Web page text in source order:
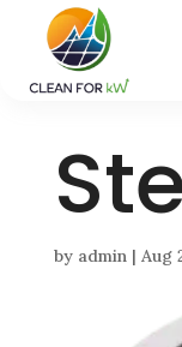
by admin| Aug